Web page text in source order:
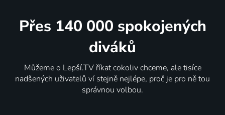
Přes 140 000 spokojených
diváků
Můžeme o Lepší.TV říkat cokoliv chceme, ale tisíce
nadšených uživatelů ví stejně nejlépe, proč je pro ně tou
správnou volbou.